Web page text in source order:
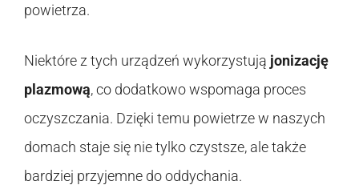
powietrza.
Niektóre z tych urządzeń wykorzystują jonizację
plazmową, co dodatkowo wspomaga proces
oczyszczania. Dzięki temu powietrze w naszych
domach staje się nie tylko czystsze, ale także
bardziej przyjemne do oddychania.